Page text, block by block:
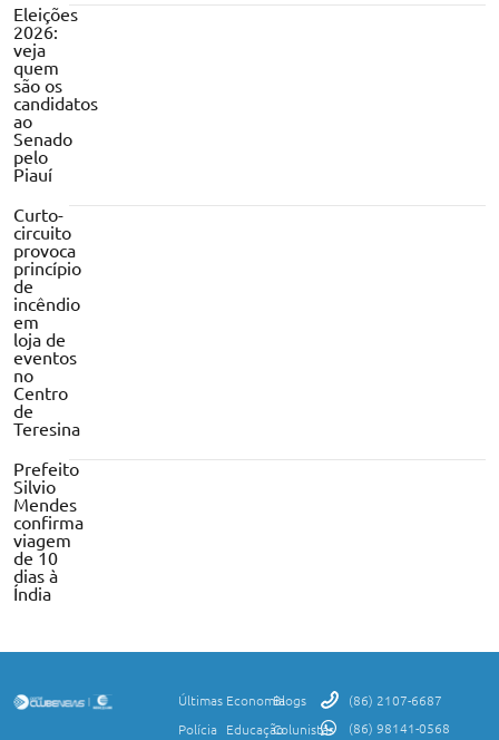
Eleições
2026:
veja
quem
são os
candidatos
ao
Senado
pelo
Piauí
Curto-
circuito
provoca
princípio
de
incêndio
em
loja de
eventos
no
Centro
de
Teresina
Prefeito
Silvio
Mendes
confirma
viagem
de 10
dias à
Índia
Últimas
Polícia
Economia
Educação
Blogs
Colunistas
(86) 2107-6687
(86) 98141-0568